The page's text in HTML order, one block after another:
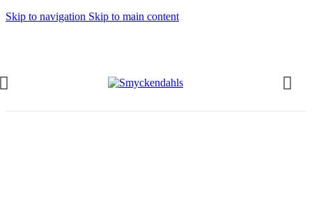
Skip to navigation Skip to main content